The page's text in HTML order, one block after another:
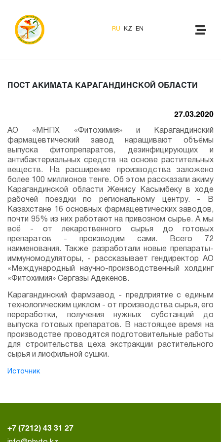
RU KZ EN
ПОСТ АКИМАТА КАРАГАНДИНСКОЙ ОБЛАСТИ
27.03.2020
АО «МНПХ «Фитохимия» и Карагандинский
фармацевтический завод наращивают объёмы
выпуска фитопрепаратов, дезинфицирующих и
антибактериальных средств на основе растительных
веществ. На расширение производства заложено
более 100 миллионов тенге. Об этом рассказали акиму
Карагандинской области Женису Касымбеку в ходе
рабочей поездки по региональному центру. - В
Казахстане 16 основных фармацевтических заводов,
почти 95% из них работают на привозном сырье. А мы
всё - от лекарственного сырья до готовых
препаратов - производим сами. Всего 72
наименования. Также разработали новые препараты-
иммуномодуляторы, - рассказывает гендиректор АО
«Международный научно-производственный холдинг
«Фитохимия» Сергазы Адекенов.
Карагандинский фармзавод - предприятие с единым
технологическим циклом - от производства сырья, его
переработки, получения нужных субстанций до
выпуска готовых препаратов. В настоящее время на
производстве проводятся подготовительные работы
для строительства цеха экстракции растительного
сырья и лиофильной сушки.
Источник
+7 (7212) 43 31 27